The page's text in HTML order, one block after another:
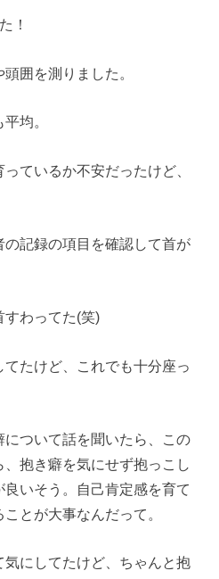
！
囲を測りました。
均。
ているか不安だったけど、
記録の項目を確認して首が
すわってた(笑)
たけど、これでも十分座っ
ついて話を聞いたら、この
抱き癖を気にせず抱っこし
いそう。自己肯定感を育て
とが大事なんだって。
にしてたけど、ちゃんと抱